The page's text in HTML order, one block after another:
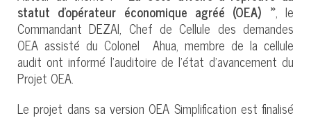
statut d’opérateur économique agréé (OEA) », le
Commandant DEZAI, Chef de Cellule des demandes
OEA assisté du Colonel Ahua, membre de la cellule
audit ont informé l’auditoire de l’état d’avancement du
Projet OEA.
Le projet dans sa version OEA Simplification est finalisé